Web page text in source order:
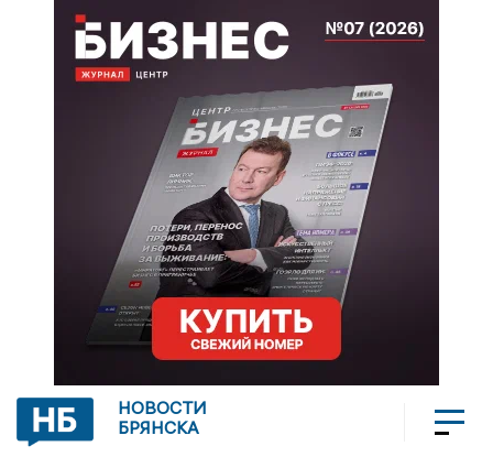
НОВОСТИ
БРЯНСКА